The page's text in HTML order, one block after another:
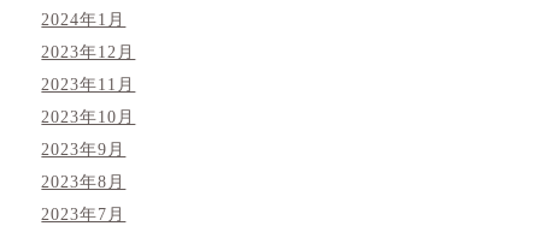
2024年1月
2023年12月
2023年11月
2023年10月
2023年9月
2023年8月
2023年7月